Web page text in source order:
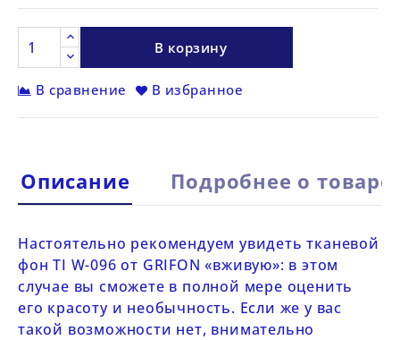
В корзину
В сравнение В избранное
Описание Подробнее о товаре
Настоятельно рекомендуем увидеть тканевой
фон TI W-096 от GRIFON «вживую»: в этом
случае вы сможете в полной мере оценить
его красоту и необычность. Если же у вас
такой возможности нет, внимательно